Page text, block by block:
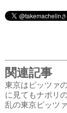
関連記事
東京はピッツァ
に見てもナポリ
乱の東京ピッツ